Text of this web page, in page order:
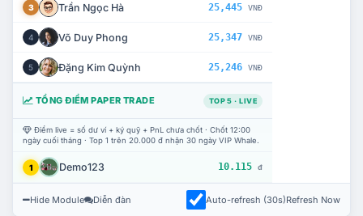
3 Trần Ngọc Hà 25,445 VNĐ
4 Võ Duy Phong 25,347 VNĐ
5 Đặng Kim Quỳnh 25,246 VNĐ
TỔNG ĐIỂM PAPER TRADE TOP 5 · LIVE
Điểm live = số dư ví + ký quỹ + PnL chưa chốt · Chốt 12:00
ngày cuối tháng · Top 1 trên 20.000 đ nhận 30 ngày VIP Whale.
1 Demo123 10.115 đ
Hide Module Diễn đàn Auto-refresh (30s)Refresh Now